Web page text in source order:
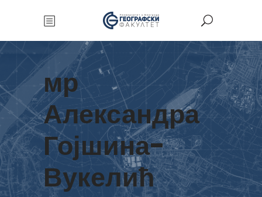
мр
Александра
Гојшина-
Вукелић